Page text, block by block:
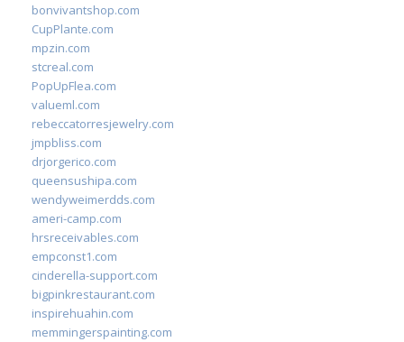
bonvivantshop.com
CupPlante.com
mpzin.com
stcreal.com
PopUpFlea.com
valueml.com
rebeccatorresjewelry.com
jmpbliss.com
drjorgerico.com
queensushipa.com
wendyweimerdds.com
ameri-camp.com
hrsreceivables.com
empconst1.com
cinderella-support.com
bigpinkrestaurant.com
inspirehuahin.com
memmingerspainting.com